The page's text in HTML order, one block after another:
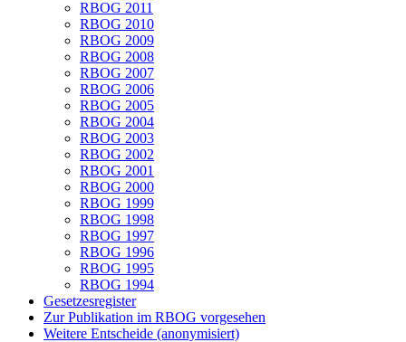
RBOG 2011
RBOG 2010
RBOG 2009
RBOG 2008
RBOG 2007
RBOG 2006
RBOG 2005
RBOG 2004
RBOG 2003
RBOG 2002
RBOG 2001
RBOG 2000
RBOG 1999
RBOG 1998
RBOG 1997
RBOG 1996
RBOG 1995
RBOG 1994
Gesetzesregister
Zur Publikation im RBOG vorgesehen
Weitere Entscheide (anonymisiert)